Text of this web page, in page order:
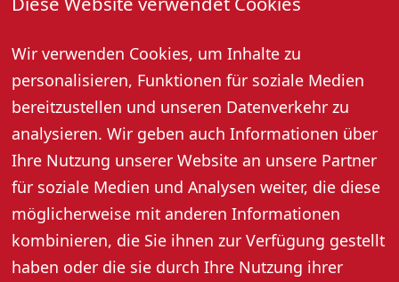
Wir verwenden Cookies, um Inhalte zu
personalisieren, Funktionen für soziale Medien
bereitzustellen und unseren Datenverkehr zu
analysieren. Wir geben auch Informationen über
Ihre Nutzung unserer Website an unsere Partner
für soziale Medien und Analysen weiter, die diese
möglicherweise mit anderen Informationen
kombinieren, die Sie ihnen zur Verfügung gestellt
haben oder die sie durch Ihre Nutzung ihrer
den Cyriakaltar näher bringen. Vor dem Cyriakaltar
Kirchen- und Kirchengemeindepatrons halten.
Nebenan im Kirchgarten hat der Kirchenchor dann
bereits alles für das „Kirchcafé“ vorbereitet, um uns bei
Kaffee und Kuchen zu stärken. Es bleibt auch noch Zeit,
um durch die schöne Altstadt zu bummeln, bevor es
mit dem Bus wieder zurück nach Oberkirch geht.
Anmeldungen für die Tagesfahrt nimmt das
Stadtpfarramt, Tel. 07802 93740, entgegen. Die
Teilnahmegebühr in Höhe von 25 Euro p.P. wird im Bus